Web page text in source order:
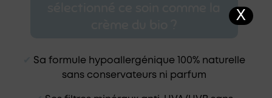
Sa formule hypoallergénique 100% naturelle
sans conservateurs ni parfum
X